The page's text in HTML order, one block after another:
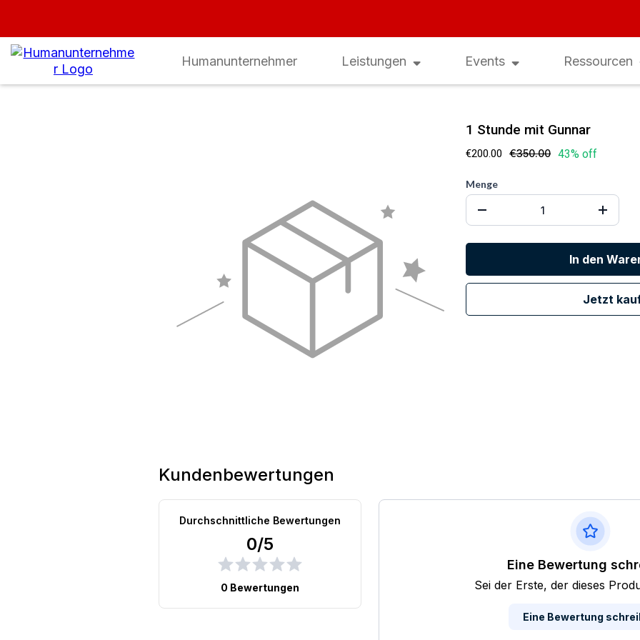
Humanunternehmer Leistungen Events Ressourcen
1 Stunde mit Gunnar
€200.00 €350.00 43% off
Menge
In den
Jetzt
Kundenbewertungen
Durchschnittliche Bewertungen
0/5
0 Bewertungen
Eine Bewertung
Sei der Erste, der dieses
Eine Bewertung